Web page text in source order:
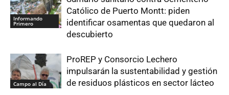
Informando
Primero
Católico de Puerto Montt: piden
identificar osamentas que quedaron al
descubierto
Campo al Día
ProREP y Consorcio Lechero
impulsarán la sustentabilidad y gestión
de residuos plásticos en sector lácteo